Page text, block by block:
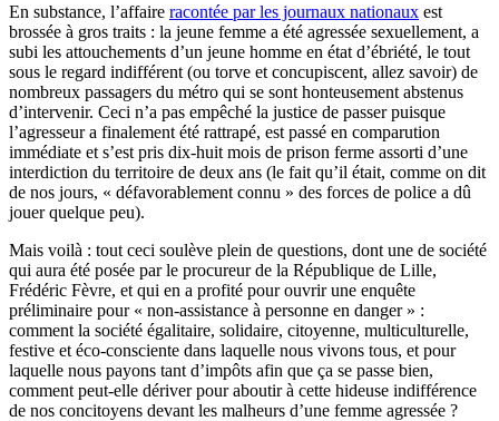
En substance, l’affaire racontée par les journaux nationaux est
brossée à gros traits : la jeune femme a été agressée sexuellement, a
subi les attouchements d’un jeune homme en état d’ébriété, le tout
sous le regard indifférent (ou torve et concupiscent, allez savoir) de
nombreux passagers du métro qui se sont honteusement abstenus
d’intervenir. Ceci n’a pas empêché la justice de passer puisque
l’agresseur a finalement été rattrapé, est passé en comparution
immédiate et s’est pris dix-huit mois de prison ferme assorti d’une
interdiction du territoire de deux ans (le fait qu’il était, comme on dit
de nos jours, « défavorablement connu » des forces de police a dû
jouer quelque peu).
Mais voilà : tout ceci soulève plein de questions, dont une de société
qui aura été posée par le procureur de la République de Lille,
Frédéric Fèvre, et qui en a profité pour ouvrir une enquête
préliminaire pour « non-assistance à personne en danger » :
comment la société égalitaire, solidaire, citoyenne, multiculturelle,
festive et éco-consciente dans laquelle nous vivons tous, et pour
laquelle nous payons tant d’impôts afin que ça se passe bien,
comment peut-elle dériver pour aboutir à cette hideuse indifférence
de nos concitoyens devant les malheurs d’une femme agressée ?